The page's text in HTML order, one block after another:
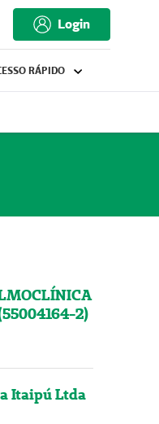
Login
RÁPIDO
2)
Itaipú Ltda